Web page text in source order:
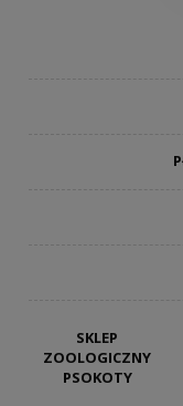
SKLEP
ZOOLOGICZNY
PSOKOTY